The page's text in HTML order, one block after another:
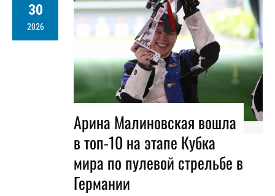
30
2026
Арина Малиновская вошла
в топ-10 на этапе Кубка
мира по пулевой стрельбе в
Германии